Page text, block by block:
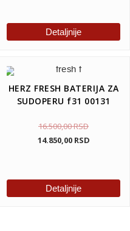
Detaljnije
HERZ FRESH BATERIJA ZA
SUDOPERU f31 00131
16.500,00RSD
14.850,00 RSD
Detaljnije